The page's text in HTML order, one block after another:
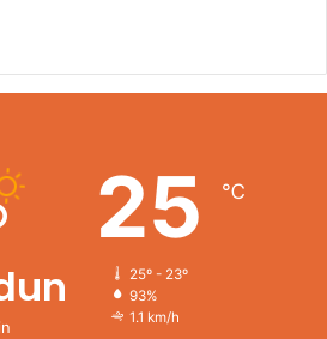
25 ℃
25º - 23º
93%
1.1 km/h